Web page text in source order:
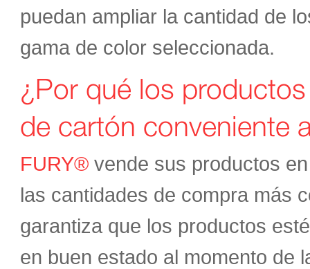
puedan ampliar la cantidad de
gama de color seleccionada.
¿Por qué los
de cartón conveniente
FURY® vende sus productos
las cantidades de compra más
garantiza que los productos
en buen estado al momento de